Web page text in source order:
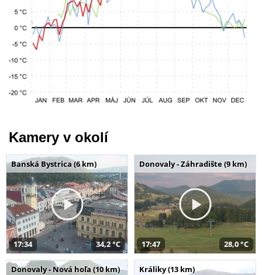
Kamery v okolí
Banská Bystrica (6 km)
17:34 34,2 °C
Donovaly - Záhradište (9 km)
17:47 28,0 °C
Donovaly - Nová hoľa (10 km) Králiky (13 km)